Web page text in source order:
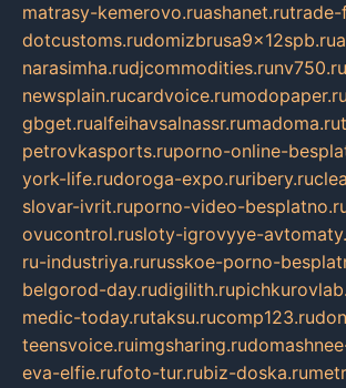
matrasy-kemerovo.ruashanet.rutrade-
dotcustoms.rudomizbrusa9x12spb.ru
narasimha.rudjcommodities.runv750.ru
newsplain.rucardvoice.rumodopaper.ru
gbget.rualfeihavsalnassr.rumadoma.ru
petrovkasports.ruporno-online-
york-life.rudoroga-expo.ruribery.ru
slovar-ivrit.ruporno-video-
ovucontrol.rusloty-igrovyye-
ru-industriya.rurusskoe-porno-
belgorod-day.rudigilith.ru
medic-today.rutaksu.rucomp123.ru
teensvoice.ruimgsharing.ru
eva-elfie.rufoto-tur.rubiz-doska.ru